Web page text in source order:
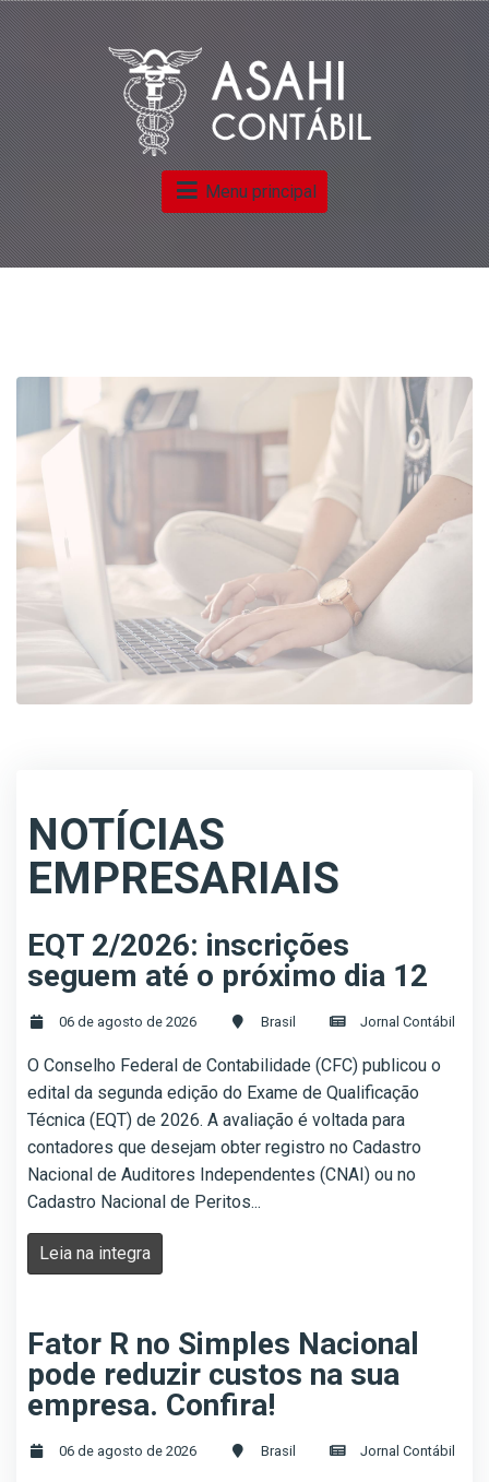
Menu principal
NOTÍCIAS
EMPRESARIAIS
EQT 2/2026: inscrições
seguem até o próximo dia 12
06 de agosto de 2026 Brasil Jornal Contábil
O Conselho Federal de Contabilidade (CFC) publicou o
edital da segunda edição do Exame de Qualificação
Técnica (EQT) de 2026. A avaliação é voltada para
contadores que desejam obter registro no Cadastro
Nacional de Auditores Independentes (CNAI) ou no
Cadastro Nacional de Peritos...
Leia na integra
Fator R no Simples Nacional
pode reduzir custos na sua
empresa. Confira!
06 de agosto de 2026 Brasil Jornal Contábil